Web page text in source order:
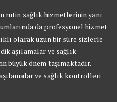
rutin sağlık hizmetlerinin yanı
da profesyonel hizmet
olarak uzun bir süre sizlerle
aşılamalar ve sağlık
büyük önem taşımaktadır.
ve sağlık kontrolleri